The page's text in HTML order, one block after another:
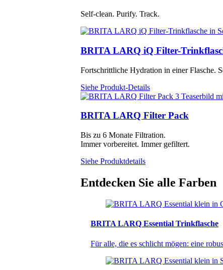
Self-clean. Purify. Track.
BRITA LARQ iQ Filter-
Fortschrittliche Hydration in einer Flasche.
Siehe Produkt-Details
BRITA LARQ Filter Pack
Bis zu 6 Monate Filtration.
Immer vorbereitet. Immer gefiltert.
Siehe Produktdetails
Entdecken Sie alle Farben
BRITA LARQ Essential Trinkflasche
Für alle, die es schlicht mögen: eine